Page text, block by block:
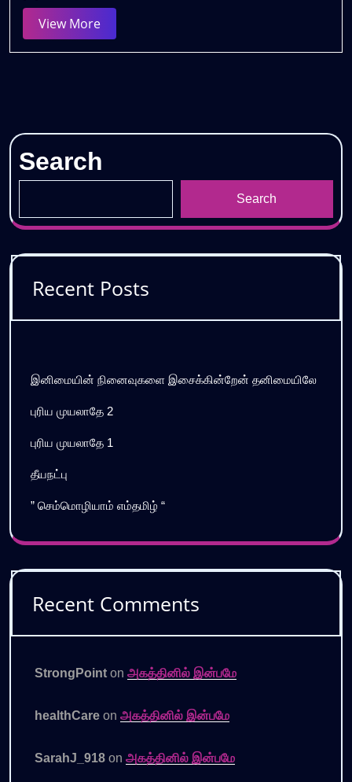
View MoreView
More
Search
Search
Recent Posts
இனிமையின் நினைவுகளை இசைக்கின்றேன் தனிமையிலே
புரிய முயலாதே 2
புரிய முயலாதே 1
தீயநட்பு
” செம்மொழியாம் எம்தமிழ் “
Recent Comments
StrongPoint on அகத்தினில் இன்பமே
healthCare on அகத்தினில் இன்பமே
SarahJ_918 on அகத்தினில் இன்பமே